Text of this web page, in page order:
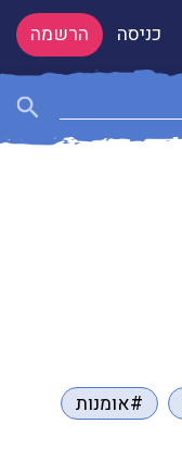
כניסה הרשמה
#אומנות